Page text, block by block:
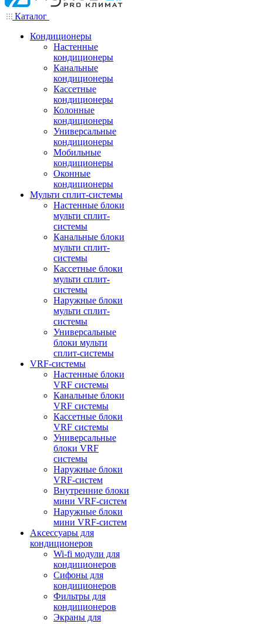
Каталог
Кондиционеры
Настенные
кондиционеры
Канальные
кондиционеры
Кассетные
кондиционеры
Колонные
кондиционеры
Универсальные
кондиционеры
Мобильные
кондиционеры
Оконные
кондиционеры
Мульти сплит-системы
Настенные блоки
мульти сплит-
системы
Канальные блоки
мульти сплит-
системы
Кассетные блоки
мульти сплит-
системы
Наружные блоки
мульти сплит-
системы
Универсальные
блоки мульти
сплит-системы
VRF-системы
Настенные блоки
VRF системы
Канальные блоки
VRF системы
Кассетные блоки
VRF системы
Универсальные
блоки VRF
системы
Наружные блоки
VRF-систем
Внутренние блоки
мини VRF-систем
Наружные блоки
мини VRF-систем
Аксессуары для
кондиционеров
Wi-fi модули для
кондиционеров
Сифоны для
кондиционеров
Фильтры для
кондиционеров
Экраны для